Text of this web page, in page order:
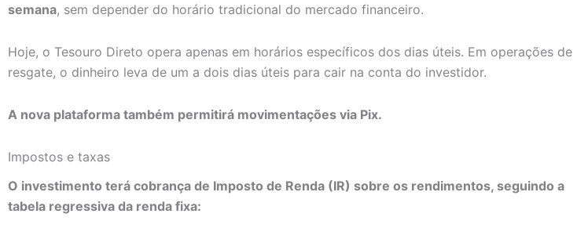
semana, sem depender do horário tradicional do mercado financeiro.
Hoje, o Tesouro Direto opera apenas em horários específicos dos dias úteis. Em operações de
resgate, o dinheiro leva de um a dois dias úteis para cair na conta do investidor.
A nova plataforma também permitirá movimentações via Pix.
Impostos e taxas
O investimento terá cobrança de Imposto de Renda (IR) sobre os rendimentos, seguindo a
tabela regressiva da renda fixa: